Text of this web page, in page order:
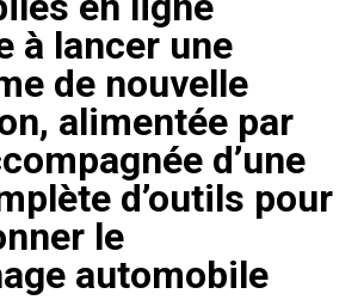
à lancer une
de nouvelle
alimentée par
d’une
d’outils pour
le
automobile